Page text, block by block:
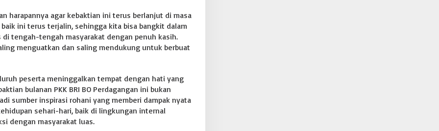
harapannya agar kebaktian ini terus berlanjut di masa
ini terus terjalin, sehingga kita bisa bangkit dalam
tengah-tengah masyarakat dengan penuh kasih.
menguatkan dan saling mendukung untuk berbuat
peserta meninggalkan tempat dengan hati yang
bulanan PKK BRI BO Perdagangan ini bukan
sumber inspirasi rohani yang memberi dampak nyata
sehari-hari, baik di lingkungan internal
dengan masyarakat luas.